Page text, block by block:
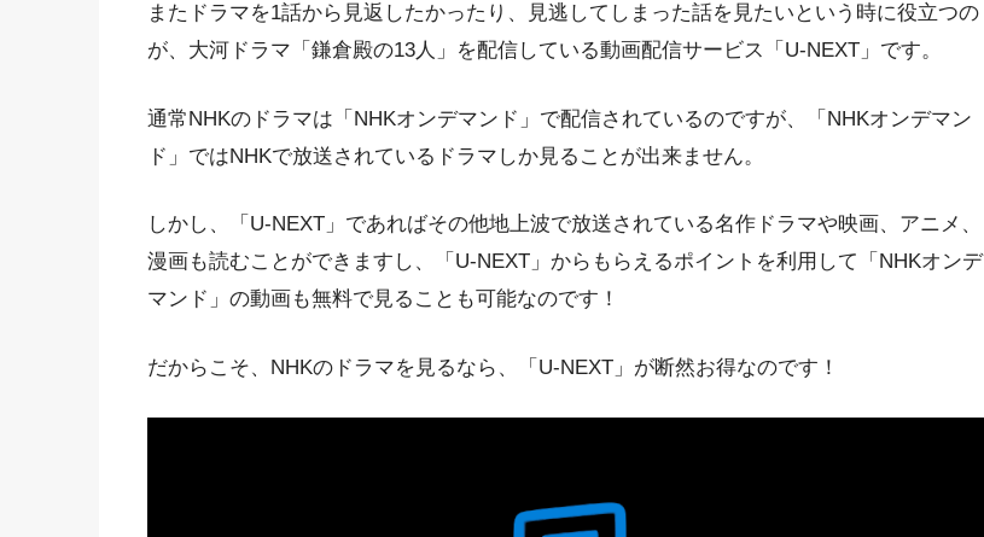
またドラマを1話から見返したかったり、見逃してしまった話を見たいという時に役立つの
が、大河ドラマ「鎌倉殿の13人」を配信している動画配信サービス「U-NEXT」です。
通常NHKのドラマは「NHKオンデマンド」で配信されているのですが、「NHKオンデマン
ド」ではNHKで放送されているドラマしか見ることが出来ません。
しかし、「U-NEXT」であればその他地上波で放送されている名作ドラマや映画、アニメ、
漫画も読むことができますし、「U-NEXT」からもらえるポイントを利用して「NHKオンデ
マンド」の動画も無料で見ることも可能なのです！
だからこそ、NHKのドラマを見るなら、「U-NEXT」が断然お得なのです！